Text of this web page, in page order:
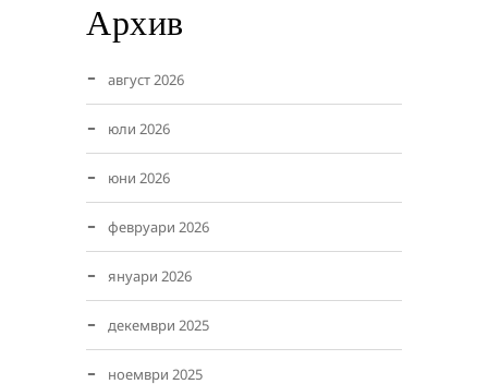
Архив
август 2026
юли 2026
юни 2026
февруари 2026
януари 2026
декември 2025
ноември 2025